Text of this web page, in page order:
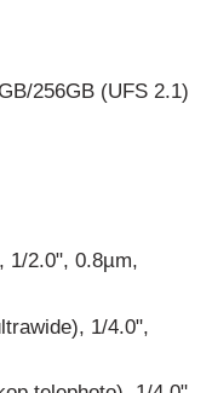
256GB (UFS 2.1)
1/2.0", 0.8µm,
1/4.0",